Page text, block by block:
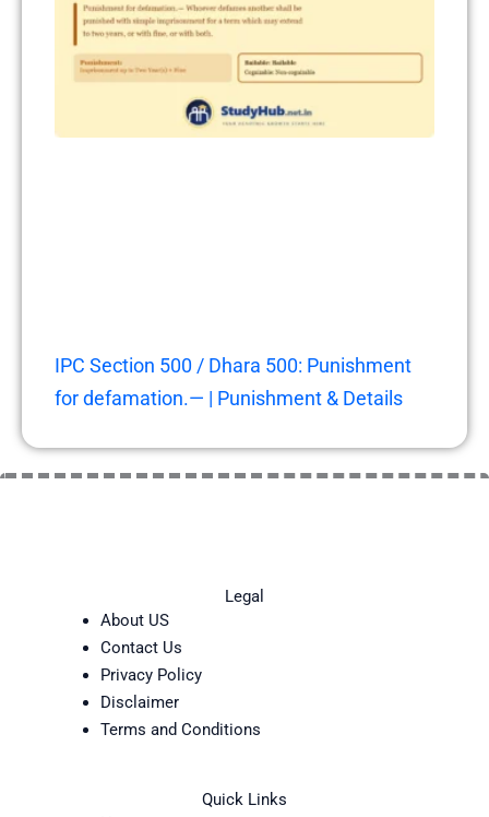
IPC Section 500 / Dhara 500: Punishment
for defamation.— | Punishment & Details
Legal
About US
Contact Us
Privacy Policy
Disclaimer
Terms and Conditions
Quick Links